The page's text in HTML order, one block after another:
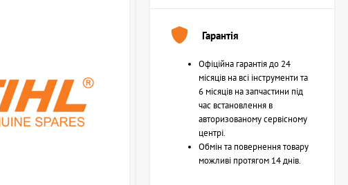
Гарантія
Офіційна гарантія до 24
місяців на всі інструменти та
6 місяців на запчастини під
час встановлення в
авторизованому сервісному
центрі.
Обмін та повернення товару
можливі протягом 14 днів.